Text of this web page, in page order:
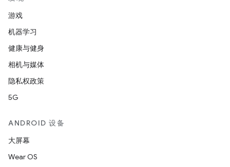
游戏
机器学习
健康与健身
相机与媒体
隐私权政策
5G
ANDROID 设备
大屏幕
Wear OS